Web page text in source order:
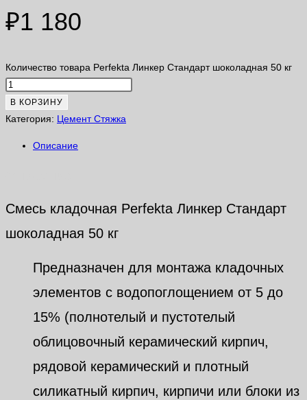
₽1 180
Количество товара Perfekta Линкер Стандарт шоколадная 50 кг
В КОРЗИНУ
Категория: Цемент Стяжка
Описание
Смесь кладочная Perfekta Линкер Стандарт
шоколадная 50 кг
Предназначен для монтажа кладочных
элементов с водопоглощением от 5 до
15% (полнотелый и пустотелый
облицовочный керамический кирпич,
рядовой керамический и плотный
силикатный кирпич, кирпичи или блоки из